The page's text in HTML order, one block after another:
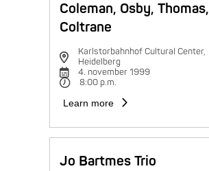
Coleman, Osby, Thomas,
Coltrane
Karlstorbahnhof Cultural Center,
Heidelberg
4. november 1999
8:00 p.m.
Learn more
Jo Bartmes Trio